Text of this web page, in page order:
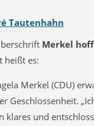
Tautenhahn
Merkel
heißt es:
Merkel (CDU)
Geschlossenheit.
klares und